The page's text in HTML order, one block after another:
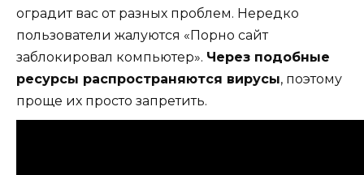
оградит вас от разных проблем. Нередко
пользователи жалуются «Порно сайт
заблокировал компьютер». Через подобные
ресурсы распространяются вирусы, поэтому
проще их просто запретить.